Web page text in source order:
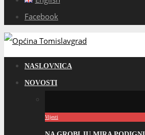
Facebook
NASLOVNICA
NOVOSTI
Vijesti